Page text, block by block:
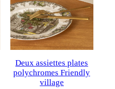
Deux assiettes plates
polychromes Friendly
village